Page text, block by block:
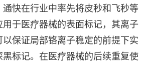
快在行业中率先将皮秒和飞秒等
于医疗器械的表面标记，其离子
保证局部铬离子稳定的前提下实
标记。在医疗器械的后续重复使